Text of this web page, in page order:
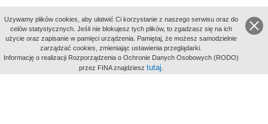
aktywności
Uzywamy plików cookies, aby ułatwić Ci korzystanie z naszego serwisu oraz do
celów statystycznych. Jeśli nie blokujesz tych plików, to zgadzasz się na ich
użycie oraz zapisanie w pamięci urządzenia. Pamiętaj, że możesz samodzielnie
zarządzać cookies, zmieniając ustawienia przeglądarki.
Informację o realizacji Rozporządzenia o Ochronie Danych Osobowych (RODO)
przez FINA znajdziesz tutaj